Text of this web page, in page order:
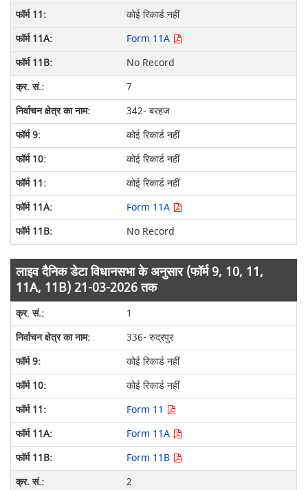
कोई रिकार्ड नहीं
Form 11A
No Record
7
342- बरहज
कोई रिकार्ड नहीं
कोई रिकार्ड नहीं
कोई रिकार्ड नहीं
Form 11A
No Record
लाइव दैनिक डेटा विधानसभा के अनुसार (फॉर्म 9, 10, 11,
11A, 11B) 21-03-2026 तक
1
336- रुद्रपुर
कोई रिकार्ड नहीं
कोई रिकार्ड नहीं
Form 11
Form 11A
Form 11B
2